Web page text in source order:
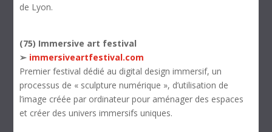
de Lyon.
(75) Immersive art festival
➢ immersiveartfestival.com
Premier festival dédié au digital design immersif, un
processus de « sculpture numérique », d’utilisation de
l’image créée par ordinateur pour aménager des espaces
et créer des univers immersifs uniques.